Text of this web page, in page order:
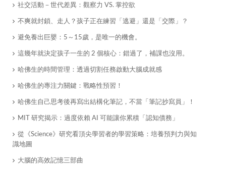
社交活動－世代差異：觀察力 VS. 掌控欲
不爽就封鎖、走人？孩子正在練習「逃避」還是「交際」？
​避免養出巨嬰：5～15歲，是唯一的機會。
這幾年就決定孩子一生的 2 個核心：錯過了，補課也沒用。
哈佛生的時間管理：透過切割任務啟動大腦成就感
哈佛生的專注力關鍵：戰略性預習！
哈佛生自己思考後再寫出結構化筆記，不當「筆記抄寫員」！
MIT 研究揭示：過度依賴 AI 可能讓你累積「認知債務」
從《Science》研究看頂尖學習者的學習策略：培養預判力與知
識地圖
大腦的高效記憶三部曲